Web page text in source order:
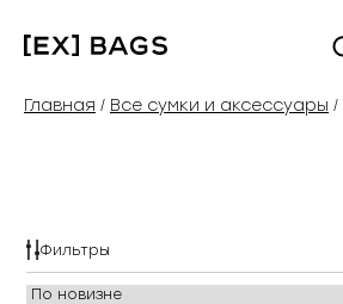
содержимому
Главная / Все сумки и аксессуары /
Фильтры